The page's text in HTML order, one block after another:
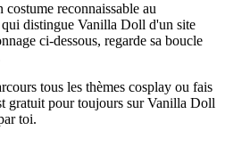
reconnaissable au
distingue Vanilla Doll d'un site
ci-dessous, regarde sa boucle
tous les thèmes cosplay ou fais
gratuit pour toujours sur Vanilla Doll
toi.